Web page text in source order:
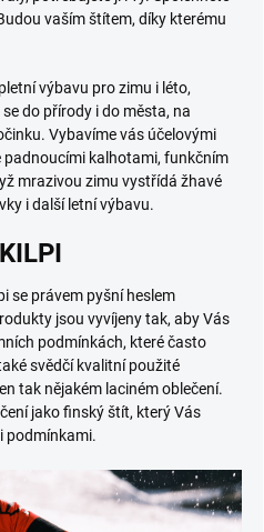
vaším štítem, díky kterému
výbavu pro zimu i léto,
do přírody i do města, na
Vybavíme vás účelovými
padnoucími kalhotami, funkčním
mrazivou zimu vystřídá žhavé
i další letní výbavu.
se právem pyšní heslem
jsou vyvíjeny tak, aby Vás
podmínkách, které často
svědčí kvalitní použité
tak nějakém laciném oblečení.
jako finský štít, který Vás
podmínkami.